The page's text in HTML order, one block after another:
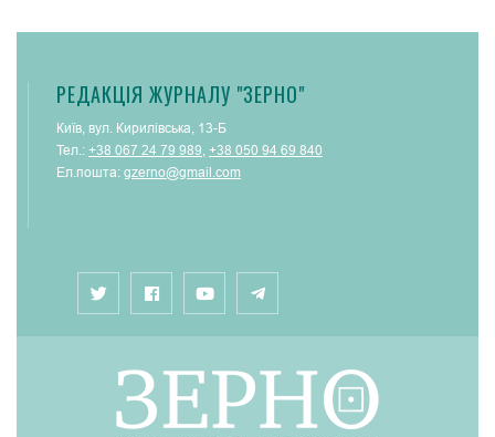
РЕДАКЦІЯ ЖУРНАЛУ "ЗЕРНО"
Київ, вул. Кирилівська, 13-Б
Тел.: +38 067 24 79 989 +38 050 94 69 840
Ел.пошта: gzerno@gmail.com